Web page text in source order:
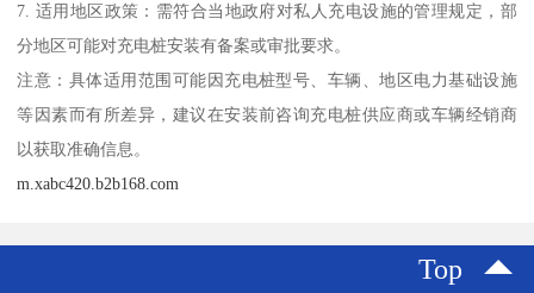
7. 适用地区政策：需符合当地政府对私人充电设施的管理规定，部
分地区可能对充电桩安装有备案或审批要求。
注意：具体适用范围可能因充电桩型号、车辆、地区电力基础设施
等因素而有所差异，建议在安装前咨询充电桩供应商或车辆经销商
以获取准确信息。
m.xabc420.b2b168.com
Top